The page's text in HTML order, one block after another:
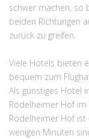
schwer machen, so
beiden Richtungen
zurück zu greifen.
Viele Hotels bieten
bequem zum
Als günstiges Hotel
Rödelheimer Hof
Rödelheimer Hof ist
wenigen Minuten